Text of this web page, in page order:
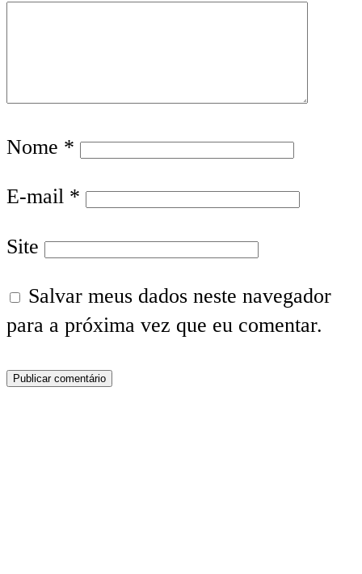
Nome *
E-mail *
Site
Salvar meus dados neste navegador
para a próxima vez que eu comentar.